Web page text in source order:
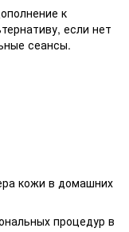
к
если нет
сеансы.
кожи в домашних
процедур в